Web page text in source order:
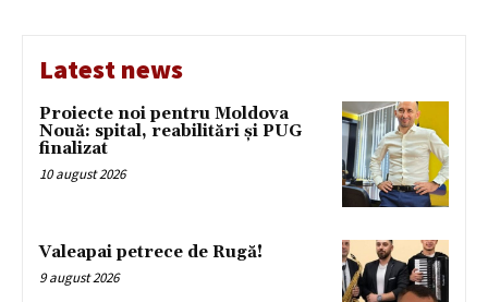
Latest news
Proiecte noi pentru Moldova
Nouă: spital, reabilitări și PUG
finalizat
10 august 2026
Valeapai petrece de Rugă!
9 august 2026